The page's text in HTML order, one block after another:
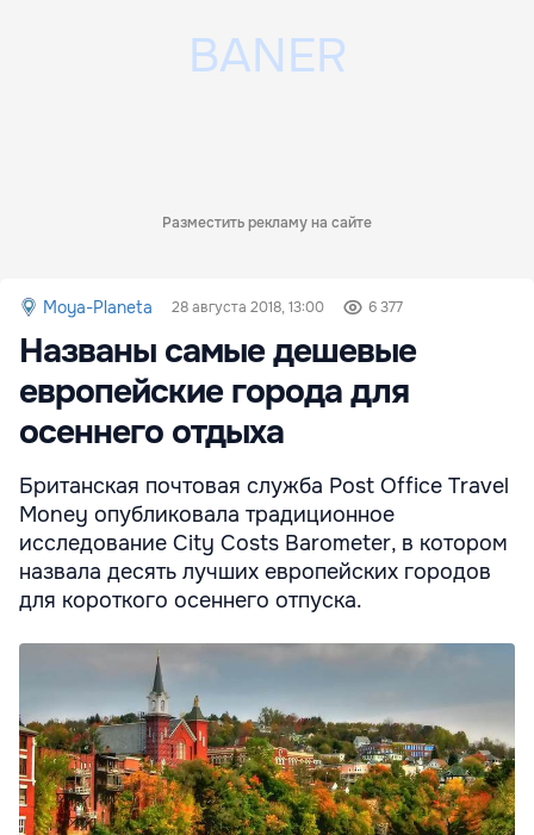
Разместить рекламу на сайте
Moya-Planeta 28 августа 2018, 13:00 6 377
Названы самые дешевые
европейские города для
осеннего отдыха
Британская почтовая служба Post Office Travel
Money опубликовала традиционное
исследование City Costs Barometer, в котором
назвала десять лучших европейских городов
для короткого осеннего отпуска.